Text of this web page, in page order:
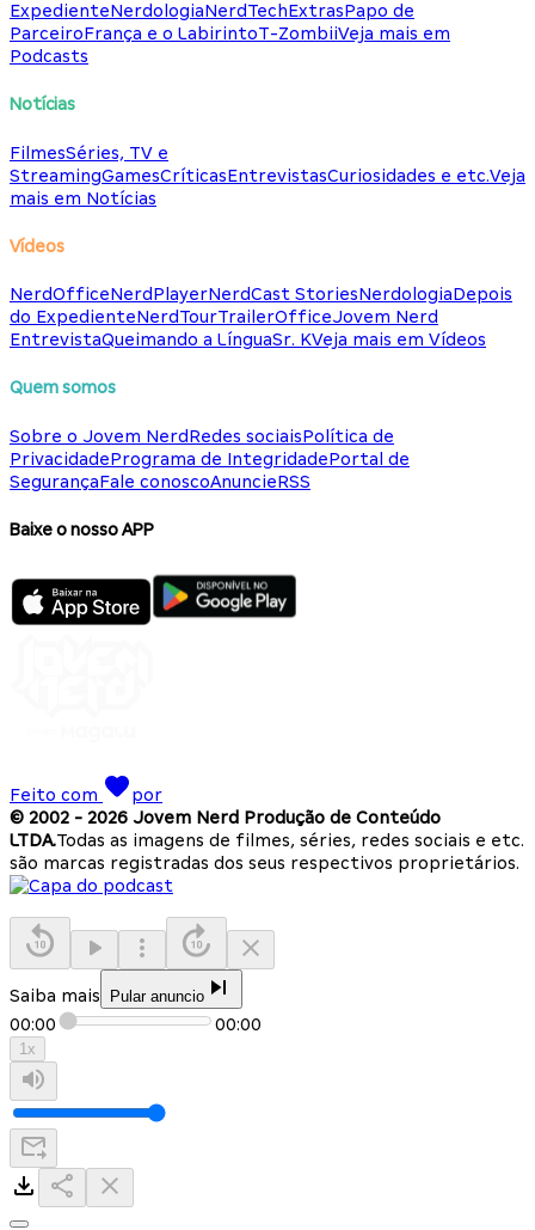
ExpedienteNerdologiaNerdTechExtrasPapo de
ParceiroFrança e o LabirintoT-ZombiiVeja mais em
Podcasts
Notícias
FilmesSéries, TV e
StreamingGamesCríticasEntrevistasCuriosidades e etc.Veja
mais em Notícias
Vídeos
NerdOfficeNerdPlayerNerdCast StoriesNerdologiaDepois
do ExpedienteNerdTourTrailerOfficeJovem Nerd
EntrevistaQueimando a LínguaSr. KVeja mais em Vídeos
Quem somos
Sobre o Jovem NerdRedes sociaisPolítica de
PrivacidadePrograma de IntegridadePortal de
SegurançaFale conoscoAnuncieRSS
Baixe o nosso APP
Feito com
por
© 2002 - 2026 Jovem Nerd Produção de Conteúdo
LTDA.Todas as imagens de filmes, séries, redes sociais e etc.
são marcas registradas dos seus respectivos proprietários.
Saiba mais Pular anuncio
00:00 00:00
1x